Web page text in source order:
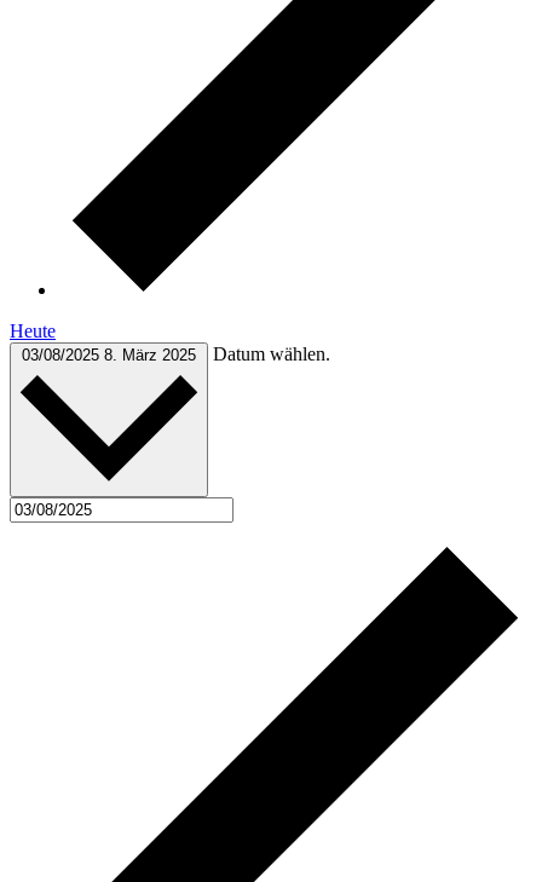
Heute
03/08/2025 8. März 2025 Datum wählen.